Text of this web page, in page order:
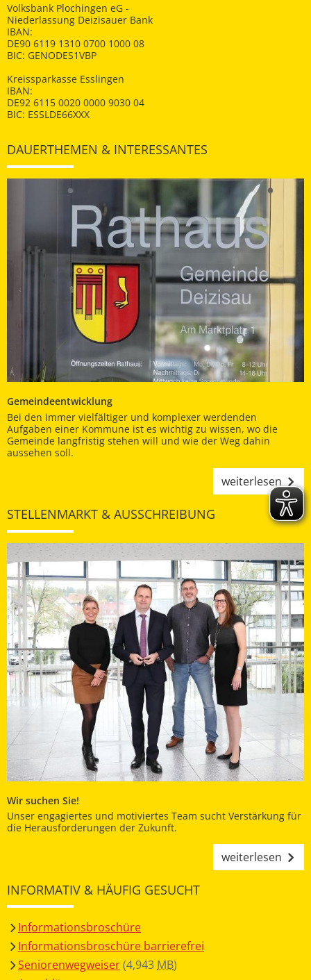
Volksbank Plochingen eG -
Niederlassung Deizisauer Bank
IBAN:
DE90 6119 1310 0700 1000 08
BIC: GENODES1VBP
Kreissparkasse Esslingen
IBAN:
DE92 6115 0020 0000 9030 04
BIC: ESSLDE66XXX
DAUERTHEMEN & INTERESSANTES
Gemeindeentwicklung
Bei den immer vielfältiger und komplexer werdenden
Aufgaben einer Kommune ist es wichtig zu wissen, wo die
Gemeinde langfristig stehen will und wie der Weg dahin
aussehen soll.
weiterlesen
STELLENMARKT & AUSSCHREIBUNG
Wir suchen Sie!
Unser engagiertes und motiviertes Team sucht Verstärkung für
die Herausforderungen der Zukunft.
weiterlesen
INFORMATIV & HÄUFIG GESUCHT
Informationsbroschüre
Informationsbroschüre barrierefrei
Seniorenwegweiser(4,943 MB)